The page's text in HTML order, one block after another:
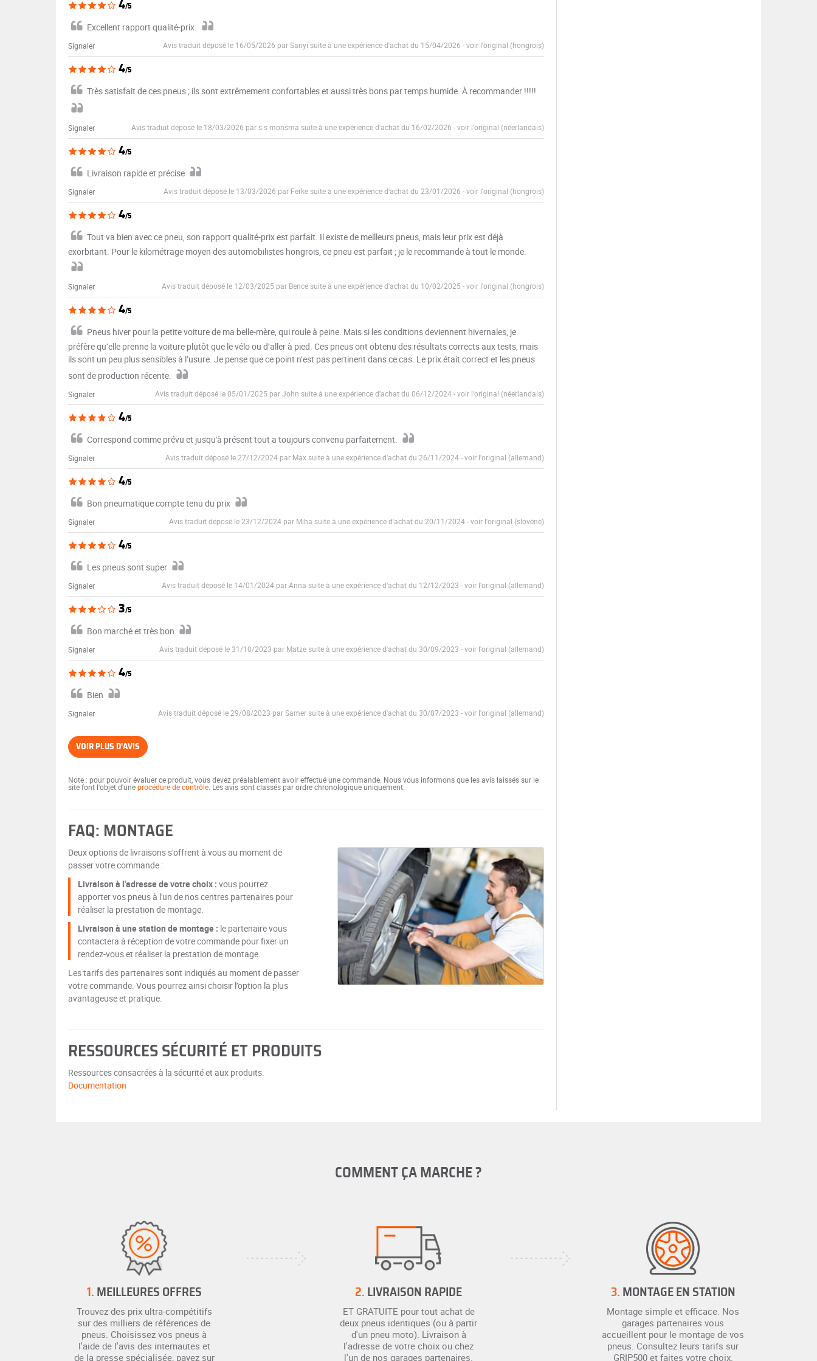
4/5
Excellent rapport qualité-prix.
Signaler Avis traduit déposé le 16/05/2026 par Sanyi suite à une expérience d'achat du 15/04/2026 -voir l'original (hongrois)
4/5
Très satisfait de ces pneus ; ils sont extrêmement confortables et aussi très bons par temps humide. À recommander !!!!!
Signaler Avis traduit déposé le 18/03/2026 par s.s monsma suite à une expérience d'achat du 16/02/2026 -voir l'original (néerlandais)
4/5
Livraison rapide et précise
Signaler Avis traduit déposé le 13/03/2026 par Ferke suite à une expérience d'achat du 23/01/2026 -voir l'original (hongrois)
4/5
Tout va bien avec ce pneu, son rapport qualité-prix est parfait. Il existe de meilleurs pneus, mais leur prix est déjà
exorbitant. Pour le kilométrage moyen des automobilistes hongrois, ce pneu est parfait ; je le recommande à tout le monde.
Signaler Avis traduit déposé le 12/03/2025 par Bence suite à une expérience d'achat du 10/02/2025 -voir l'original (hongrois)
4/5
Pneus hiver pour la petite voiture de ma belle-mère, qui roule à peine. Mais si les conditions deviennent hivernales, je
préfère qu’elle prenne la voiture plutôt que le vélo ou d’aller à pied. Ces pneus ont obtenu des résultats corrects aux tests, mais
ils sont un peu plus sensibles à l’usure. Je pense que ce point n’est pas pertinent dans ce cas. Le prix était correct et les pneus
sont de production récente.
Signaler Avis traduit déposé le 05/01/2025 par John suite à une expérience d'achat du 06/12/2024-voir l'original (néerlandais)
4/5
Correspond comme prévu et jusqu'à présent tout a toujours convenu parfaitement.
Signaler Avis traduit déposé le 27/12/2024 par Max suite à une expérience d'achat du 26/11/2024-voir l'original (allemand)
4/5
Bon pneumatique compte tenu du prix
Signaler Avis traduit déposé le 23/12/2024 par Miha suite à une expérience d'achat du 20/11/2024-voir l'original (slovène)
4/5
Les pneus sont super
Signaler Avis traduit déposé le 14/01/2024 par Anna suite à une expérience d'achat du 12/12/2023 -voir l'original (allemand)
3/5
Bon marché et très bon
Signaler Avis traduit déposé le 31/10/2023 par Matze suite à une expérience d'achat du 30/09/2023 -voir l'original (allemand)
4/5
Bien
Signaler Avis traduit déposé le 29/08/2023 par Samer suite à une expérience d'achat du 30/07/2023 -voir l'original (allemand)
VOIR PLUS D'AVIS
Note : pour pouvoir évaluer ce produit, vous devez préalablement avoir effectué une commande. Nous vous informons que les avis laissés sur le
site font l'objet d'uneprocédure de contrôle . Les avis sont classés par ordre chronologique uniquement.
FAQ: MONTAGE
Deux options de livraisons s'offrent à vous au moment de
passer votre commande :
Livraison à l'adresse de votre choix : vous pourrez
apporter vos pneus à l'un de nos centres partenaires pour
réaliser la prestation de montage.
Livraison à une station de montage : le partenaire vous
contactera à réception de votre commande pour fixer un
rendez-vous et réaliser la prestation de montage.
Les tarifs des partenaires sont indiqués au moment de passer
votre commande. Vous pourrez ainsi choisir l’option la plus
avantageuse et pratique.
RESSOURCES SÉCURITÉ ET PRODUITS
Ressources consacrées à la sécurité et aux produits.
Documentation
COMMENT ÇA MARCHE ?
1. MEILLEURES OFFRES
Trouvez des prix ultra-compétitifs
sur des milliers de références de
pneus. Choisissez vos pneus à
l'aide de l'avis des internautes et
de la presse spécialisée, payez sur
2. LIVRAISON RAPIDE
ET GRATUITE pour tout achat de
deux pneus identiques (ou à partir
d'un pneu moto). Livraison à
l'adresse de votre choix ou chez
l'un de nos garages partenaires.
3. MONTAGE EN STATION
Montage simple et efficace. Nos
garages partenaires vous
accueillent pour le montage de vos
pneus. Consultez leurs tarifs sur
GRIP500 et faites votre choix.